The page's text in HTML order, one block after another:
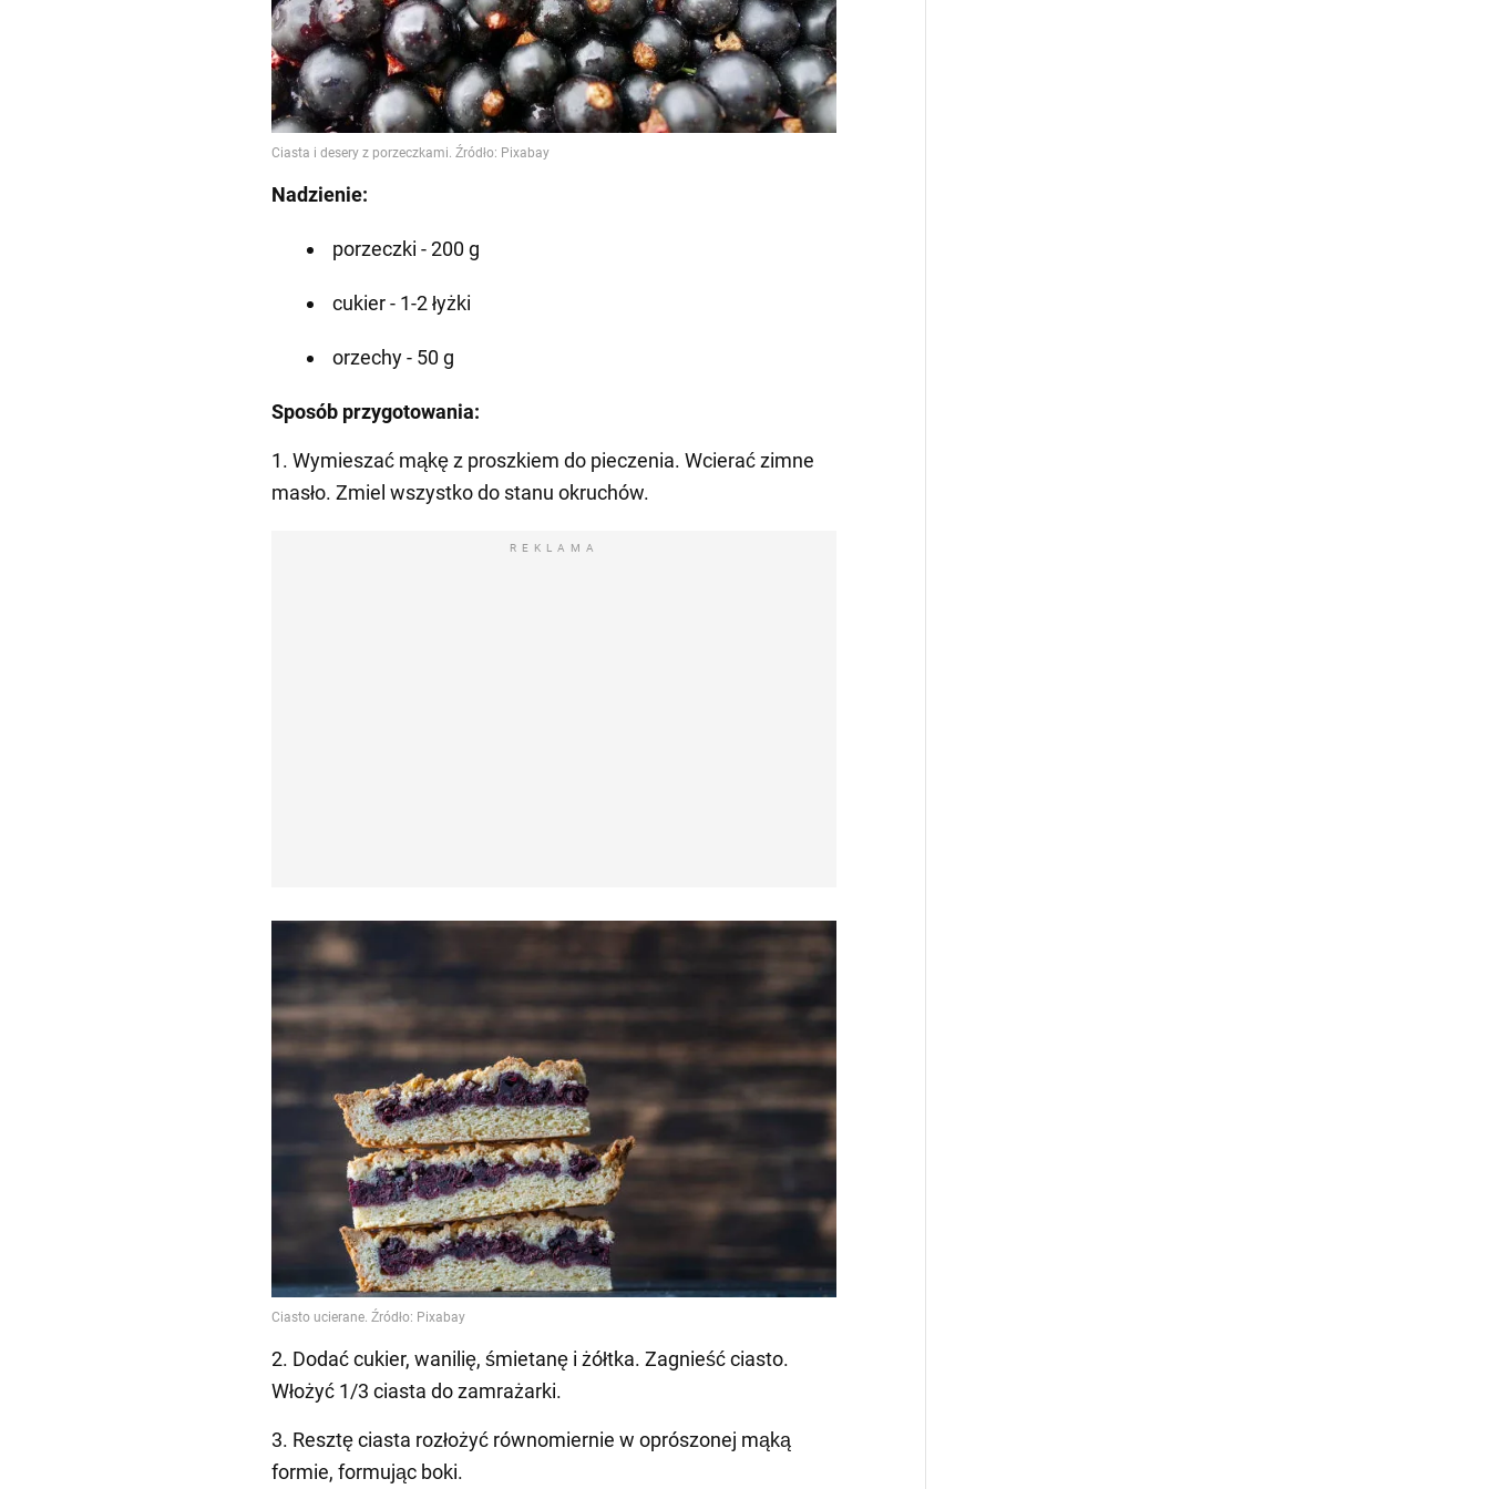
Nadzienie:
porzeczki - 200 g
cukier - 1-2 łyżki
orzechy - 50 g
Sposób przygotowania:
1. Wymieszać mąkę z proszkiem do pieczenia. Wcierać zimne
masło. Zmiel wszystko do stanu okruchów.
REKLAMA
2. Dodać cukier, wanilię, śmietanę i żółtka. Zagnieść ciasto.
Włożyć 1/3 ciasta do zamrażarki.
3. Resztę ciasta rozłożyć równomiernie w oprószonej mąką
formie, formując boki.